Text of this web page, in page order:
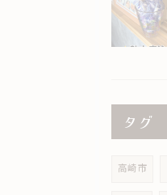
タグ
高崎市